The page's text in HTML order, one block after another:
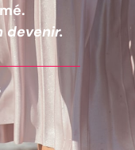
devenir.